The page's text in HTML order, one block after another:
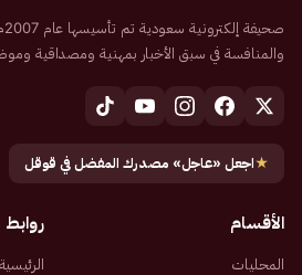
والمنافسة في سبق الأخبار بمهنية ومصداقية
★اجعل «عاجل» مصدرك المفضل في قوقل
الأقسام
المحليات
الرئيسية